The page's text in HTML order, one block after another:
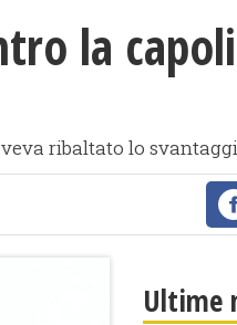
la
ribaltato lo
Ultime